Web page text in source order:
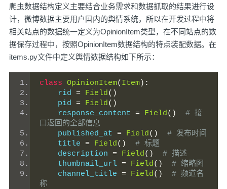
爬虫数据结构定义主要结合业务需求和数据抓取的结果进行设
计，微博数据主要用户国内的舆情系统，所以在开发过程中将
相关站点的数据统一定义为OpinionItem类型，在不同站点的数
据保存过程中，按照OpinionItem数据结构的特点装配数据。在
items.py文件中定义舆情数据结构如下所示：
class OpinionItem( Item):
rid = Field()
pid = Field()
response_content = Field()
# 接
口返回的全部信息
published_at = Field()
# 发布时间
title = Field()
# 标题
description = Field()
# 描述
thumbnail_url = Field()
# 缩略图
channel_title = Field()
# 频道名
称